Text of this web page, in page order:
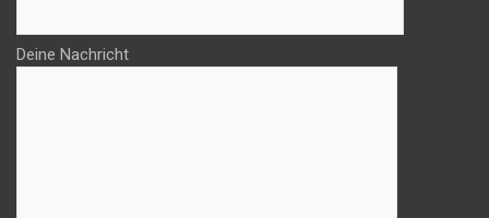
Deine Nachricht